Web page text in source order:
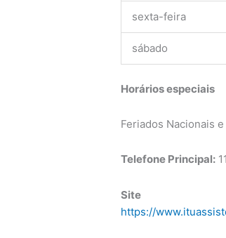
sexta-feira
sábado
Horários especiais
Feriados Nacionais
Telefone Principal:
Site
https://